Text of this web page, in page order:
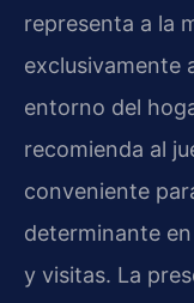
representa a la
exclusivamente
entorno del
recomienda al
conveniente
determinante
y visitas. La